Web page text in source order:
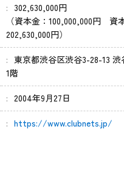
302,630,000円
（資本金：100,000,000円 資
202,630,000円）
東京都渋谷区渋谷3-28-13
1階
2004年9月27日
https://www.clubnets.jp/